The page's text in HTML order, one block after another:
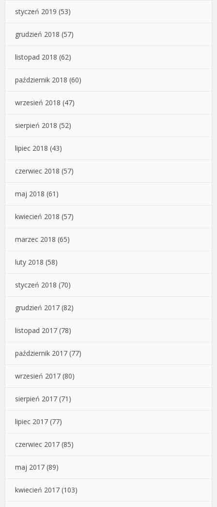
styczeń 2019 (53)
grudzień 2018 (57)
listopad 2018 (62)
październik 2018 (60)
wrzesień 2018 (47)
sierpień 2018 (52)
lipiec 2018 (43)
czerwiec 2018 (57)
maj 2018 (61)
kwiecień 2018 (57)
marzec 2018 (65)
luty 2018 (58)
styczeń 2018 (70)
grudzień 2017 (82)
listopad 2017 (78)
październik 2017 (77)
wrzesień 2017 (80)
sierpień 2017 (71)
lipiec 2017 (77)
czerwiec 2017 (85)
maj 2017 (89)
kwiecień 2017 (103)